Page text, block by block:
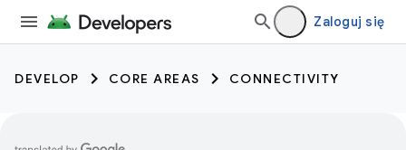
Zaloguj się
DEVELOP CORE AREAS CONNECTIVITY